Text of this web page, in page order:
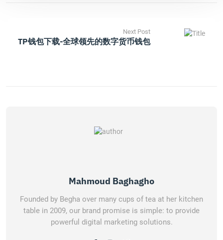
Next Post
TP钱包下载-全球领先的数字货币钱包
Mahmoud Baghagho
Founded by Begha over many cups of tea at her kitchen
table in 2009, our brand promise is simple: to provide
powerful digital marketing solutions.